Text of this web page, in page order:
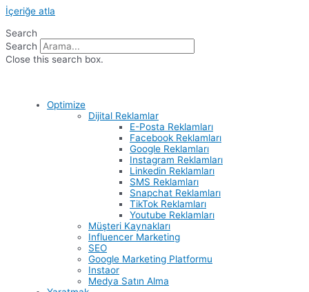
İçeriğe atla
Search
Search
Close this search box.
Optimize
Dijital Reklamlar
E-Posta Reklamları
Facebook Reklamları
Google Reklamları
Instagram Reklamları
Linkedin Reklamları
SMS Reklamları
Snapchat Reklamları
TikTok Reklamları
Youtube Reklamları
Müşteri Kaynakları
Influencer Marketing
SEO
Google Marketing Platformu
Instaor
Medya Satın Alma